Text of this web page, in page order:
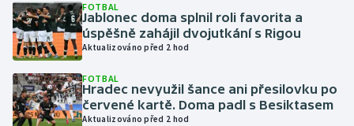
Lyže a snowboard
Moderní pětiboj
Motorsport
FOTBAL
Jablonec doma splnil roli favorita a
úspěšně zahájil dvojutkání s Rigou
Aktualizováno před 2 hod
FOTBAL
Hradec nevyužil šance ani přesilovku po
červené kartě. Doma padl s Besiktasem
Aktualizováno před 2 hod